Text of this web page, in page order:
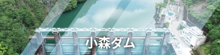
小森ダム